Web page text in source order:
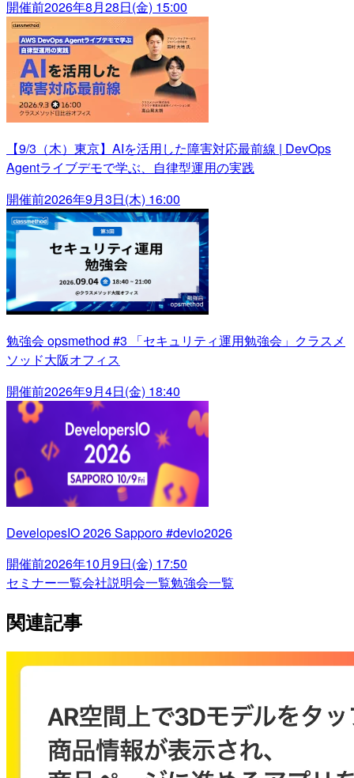
開催前2026年8月28日(金) 15:00
【9/3（木）東京】AIを活用した障害対応最前線 | DevOps
Agentライブデモで学ぶ、自律型運用の実践
開催前2026年9月3日(木) 16:00
勉強会 opsmethod #3 「セキュリティ運用勉強会」クラスメ
ソッド大阪オフィス
開催前2026年9月4日(金) 18:40
DevelopesIO 2026 Sapporo #devio2026
開催前2026年10月9日(金) 17:50
セミナー一覧会社説明会一覧勉強会一覧
関連記事